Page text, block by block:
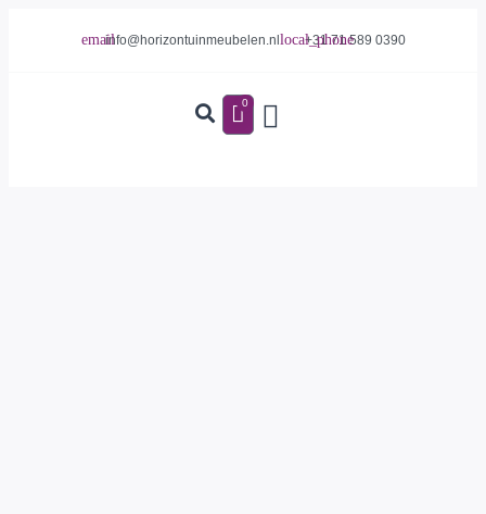
info@horizontuinmeubelen.nl +31 71 589 0390
0